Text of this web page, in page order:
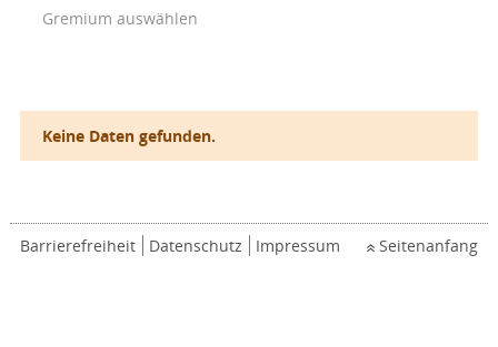
Gremium auswählen
Keine Daten gefunden.
Barrierefreiheit Datenschutz Impressum Seitenanfang